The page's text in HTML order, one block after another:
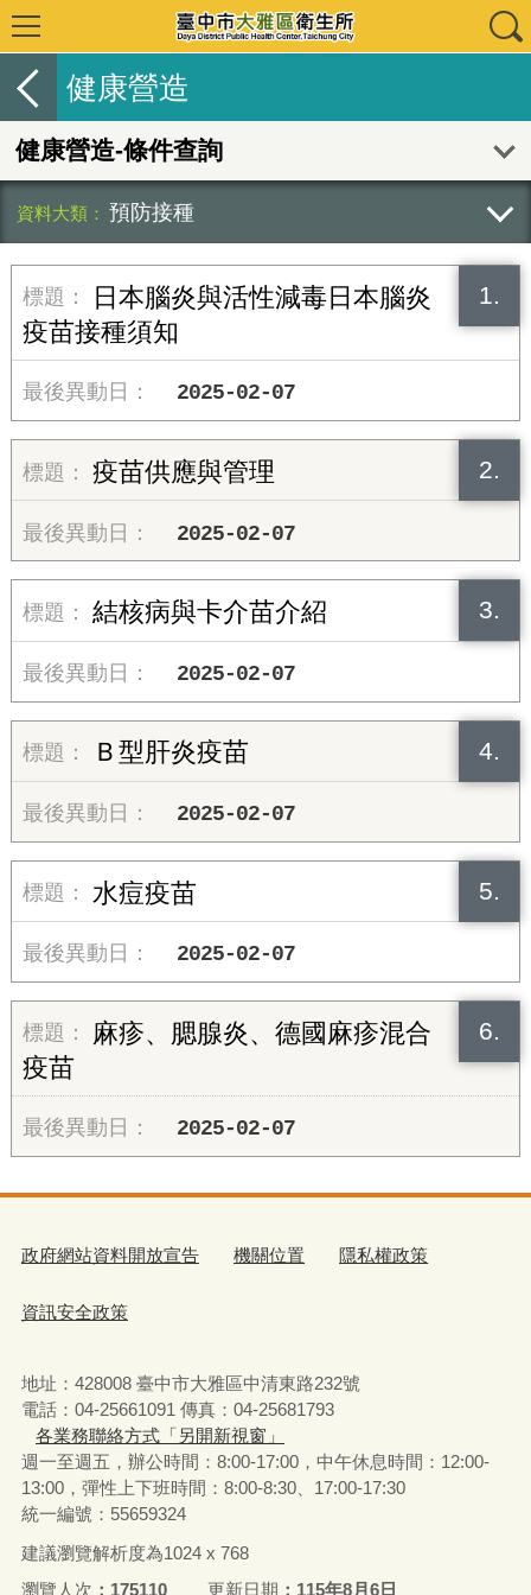
健康營造
健康營造-條件查詢
預防接種
1.
日本腦炎與活性減毒日本腦炎
疫苗接種須知
2025-02-07
2.
疫苗供應與管理
2025-02-07
3.
結核病與卡介苗介紹
2025-02-07
4.
Ｂ型肝炎疫苗
2025-02-07
5.
水痘疫苗
2025-02-07
6.
麻疹、腮腺炎、德國麻疹混合
疫苗
2025-02-07
政府網站資料開放宣告 機關位置 隱私權政策
資訊安全政策
地址：428008 臺中市大雅區中清東路232號
電話：04-25661091 傳真：04-25681793
各業務聯絡方式「另開新視窗」
週一至週五，辦公時間：8:00-17:00，中午休息時間：12:00-
13:00，彈性上下班時間：8:00-8:30、17:00-17:30
統一編號：55659324
建議瀏覽解析度為1024 x 768
瀏覽人次
175110 更新日期 115年8月6日